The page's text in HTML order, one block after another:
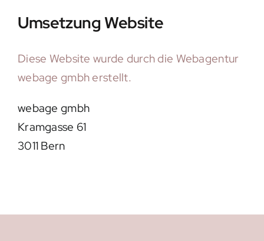
Umsetzung Website
Diese Website wurde durch die Webagentur
webage gmbh erstellt.
webage gmbh
Kramgasse 61
3011 Bern